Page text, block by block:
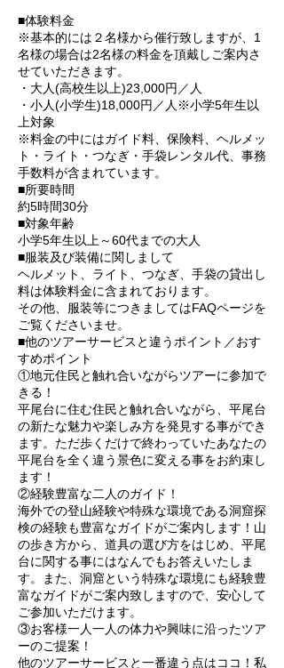
■体験料金
※基本的には２名様から催行致しますが、1
名様の場合は2名様の料金を頂戴しご案内さ
せていただきます。
・大人(高校生以上)23,000円／人
・小人(小学生)18,000円／人※小学5年生以
上対象
※料金の中にはガイド料、保険料、ヘルメッ
ト・ライト・つなぎ・手袋レンタル代、事務
手数料が含まれています。
■所要時間
約5時間30分
■対象年齢
小学5年生以上～60代までの大人
■服装及び装備に関しまして
ヘルメット、ライト、つなぎ、手袋の貸出し
料は体験料金に含まれております。
その他、服装等につきましてはFAQページを
ご覧くださいませ。
■他のツアーサービスと違うポイント／おす
すめポイント
①地元住民と触れ合いながらツアーに参加で
きる！
平尾台に住む住民と触れ合いながら、平尾台
の新たな魅力や楽しみ方を発見する事ができ
ます。ただ歩くだけで終わっていたあなたの
平尾台を全く違う景色に変える事をお約束し
ます！
②経験豊富な二人のガイド！
海外での登山経験や特殊な環境である洞窟探
検の経験も豊富なガイドがご案内します！山
の歩き方から、道具の選び方をはじめ、平尾
台に関する事にはなんでもお答えいたしま
す。また、洞窟という特殊な環境にも経験豊
富なガイドがご案内致しますので、安心して
ご参加いただけます。
③お客様一人一人の体力や興味に沿ったツア
ーのご提案！
他のツアーサービスと一番違う点はココ！私